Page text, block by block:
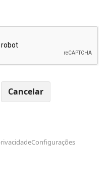
Cancelar
Configurações